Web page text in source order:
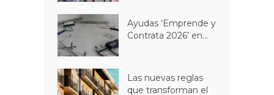
Ayudas ‘Emprende y
Contrata 2026’ en...
Las nuevas reglas
que transforman el